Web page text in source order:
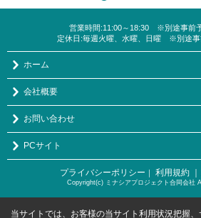
営業時間:11:00～18:30 ※別途事前
定休日:毎週火曜、水曜、日曜 ※別途事
ホーム
会社概要
お問い合わせ
PCサイト
プライバシーポリシー ｜ 利用規約
Copyright(c) ミナシアプロジェクト合同会社
当サイトでは、お客様の当サイト利用状況把握